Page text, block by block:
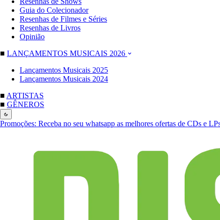
Guia do Colecionador
Resenhas de Filmes e Séries
Resenhas de Livros
Opinião
■ LANÇAMENTOS MUSICAIS 2026
Lançamentos Musicais 2025
Lançamentos Musicais 2024
■ ARTISTAS
■ GÊNEROS
Promoções: Receba no seu whatsapp as melhores ofertas de CDs e